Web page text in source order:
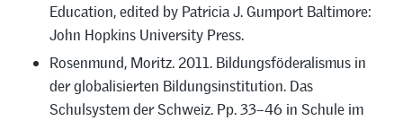
Education, edited by Patricia J. Gumport Baltimore:
John Hopkins University Press.
Rosenmund, Moritz. 2011. Bildungsföderalismus in
der globalisierten Bildungsinstitution. Das
Schulsystem der Schweiz. Pp. 33–46 in Schule im